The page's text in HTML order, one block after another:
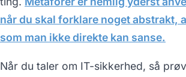
når du skal forklare noget abstrakt,
som man ikke direkte kan sanse.
Når du taler om IT-sikkerhed, så